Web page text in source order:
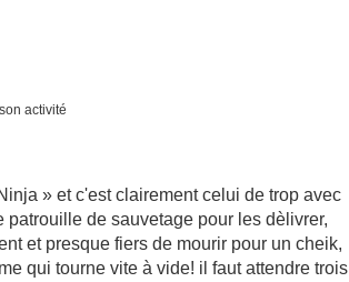
activité
» et c'est clairement celui de trop avec
patrouille de sauvetage pour les dèlivrer,
et presque fiers de mourir pour un cheik,
qui tourne vite à vide! il faut attendre trois